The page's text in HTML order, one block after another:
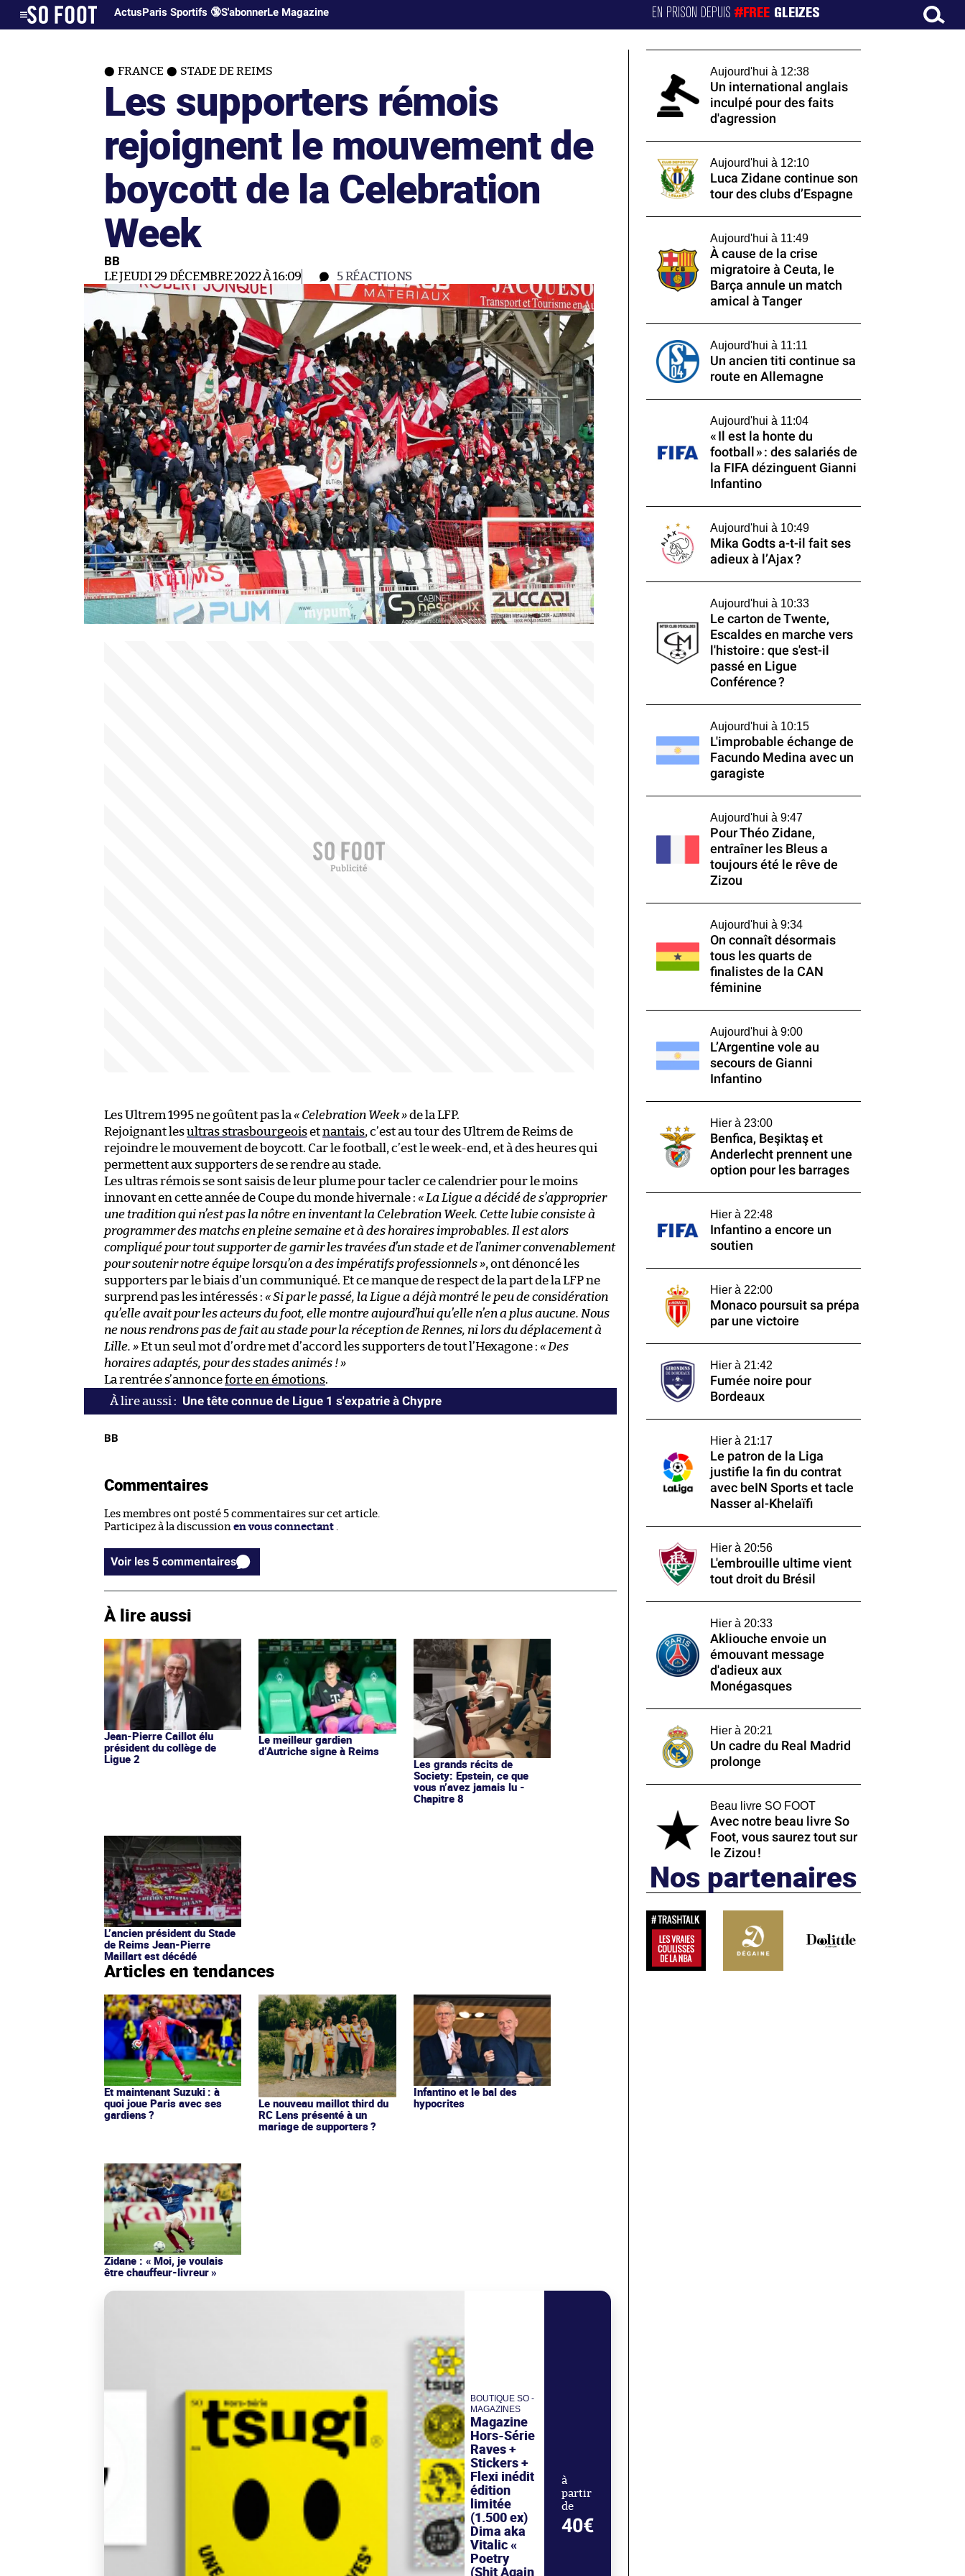
ActusParis Sportifs 🔞S'abonnerLe Magazine EN PRISON DEPUIS#FREE GLEIZES
FRANCE STADE DE REIMS
Les supporters rémois
rejoignent le mouvement de
boycott de la Celebration
Week
BB
LE JEUDI 29 DÉCEMBRE 2022 À 16:09 5RÉACTIONS
Les Ultrem 1995 ne goûtent pas la « Celebration Week »de la LFP.
Rejoignant lesultras strasbourgeoisetnantais, c’est au tour des Ultrem de Reims de
rejoindre le mouvement de boycott. Car le football, c’est le week-end, et à des heures qui
permettent aux supporters de se rendre au stade.
Les ultras rémois se sont saisis de leur plume pour tacler ce calendrier pour le moins
innovant en cette année de Coupe du monde hivernale : « La Ligue a décidé de s’approprier
une tradition qui n’est pas la nôtre en inventant la Celebration Week. Cette lubie consiste à
programmer des matchs en pleine semaine et à des horaires improbables. Il est alors
compliqué pour tout supporter de garnir les travées d’un stade et de l’animer convenablement
pour soutenir notre équipe lorsqu’on a des impératifs professionnels », ont dénoncé les
supporters par le biais d’un communiqué. Et ce manque de respect de la part de la LFP ne
surprend pas les intéressés : « Si par le passé, la Ligue a déjà montré le peu de considération
qu’elle avait pour les acteurs du foot, elle montre aujourd’hui qu’elle n’en a plus aucune. Nous
ne nous rendrons pas de fait au stade pour la réception de Rennes, ni lors du déplacement à
Lille. »Et un seul mot d’ordre met d’accord les supporters de tout l’Hexagone : « Des
horaires adaptés, pour des stades animés ! »
La rentrée s’annonceforte en émotions.
Une tête connue de Ligue 1 s'expatrie à Chypre
BB
Commentaires
Les membres ont posté 5 commentaires sur cet article.
Participez à la discussion en vous connectant .
Voir les 5 commentaires
À lire aussi
Jean-Pierre Caillot élu
président du collège de
Ligue 2
Le meilleur gardien
d’Autriche signe à Reims
Les grands récits de
Society: Epstein, ce que
vous n’avez jamais lu -
Chapitre 8
L’ancien président du Stade
de Reims Jean-Pierre
Maillart est décédé
Articles en tendances
Et maintenant Suzuki : à
quoi joue Paris avec ses
gardiens ?
Le nouveau maillot third du
RC Lens présenté à un
mariage de supporters ?
Infantino et le bal des
hypocrites
Zidane : « Moi, je voulais
être chauffeur-livreur »
BOUTIQUE SO -
MAGAZINES
Magazine
Hors-Série
Raves +
Stickers +
Flexi inédit
édition
limitée
(1.500 ex)
Dima aka
Vitalic «
Poetry
(Shit Again
à
partir
de
40€
Aujourd'hui à 12:38
Un international anglais
inculpé pour des faits
d'agression
Aujourd'hui à 12:10
Luca Zidane continue son
tour des clubs d’Espagne
Aujourd'hui à 11:49
À cause de la crise
migratoire à Ceuta, le
Barça annule un match
amical à Tanger
Aujourd'hui à 11:11
Un ancien titi continue sa
route en Allemagne
Aujourd'hui à 11:04
« Il est la honte du
football » : des salariés de
la FIFA dézinguent Gianni
Infantino
Aujourd'hui à 10:49
Mika Godts a-t-il fait ses
adieux à l’Ajax ?
Aujourd'hui à 10:33
Le carton de Twente,
Escaldes en marche vers
l'histoire : que s'est-il
passé en Ligue
Conférence ?
Aujourd'hui à 10:15
L'improbable échange de
Facundo Medina avec un
garagiste
Aujourd'hui à 9:47
Pour Théo Zidane,
entraîner les Bleus a
toujours été le rêve de
Zizou
Aujourd'hui à 9:34
On connaît désormais
tous les quarts de
finalistes de la CAN
féminine
Aujourd'hui à 9:00
L’Argentine vole au
secours de Gianni
Infantino
Hier à 23:00
Benfica, Beşiktaş et
Anderlecht prennent une
option pour les barrages
Hier à 22:48
Infantino a encore un
soutien
Hier à 22:00
Monaco poursuit sa prépa
par une victoire
Hier à 21:42
Fumée noire pour
Bordeaux
Hier à 21:17
Le patron de la Liga
justifie la fin du contrat
avec beIN Sports et tacle
Nasser al-Khelaïfi
Hier à 20:56
L'embrouille ultime vient
tout droit du Brésil
Hier à 20:33
Akliouche envoie un
émouvant message
d'adieux aux
Monégasques
Hier à 20:21
Un cadre du Real Madrid
prolonge
Beau livre SO FOOT
Avec notre beau livre So
Foot, vous saurez tout sur
le Zizou !
Nos partenaires